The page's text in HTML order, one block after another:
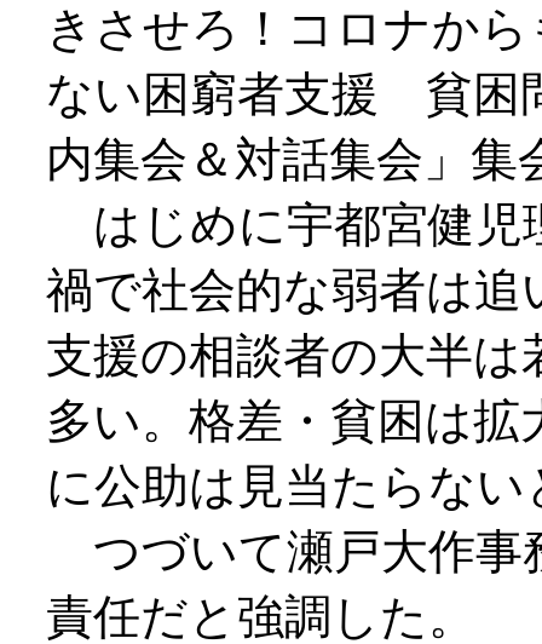
きさせろ！コロナか
ない困窮者支援 貧困
内集会＆対話集会」集
はじめに宇都宮健児
禍で社会的な弱者は
支援の相談者の大半
多い。格差・貧困は
に公助は見当たらな
つづいて瀬戸大作事
責任だと強調した。